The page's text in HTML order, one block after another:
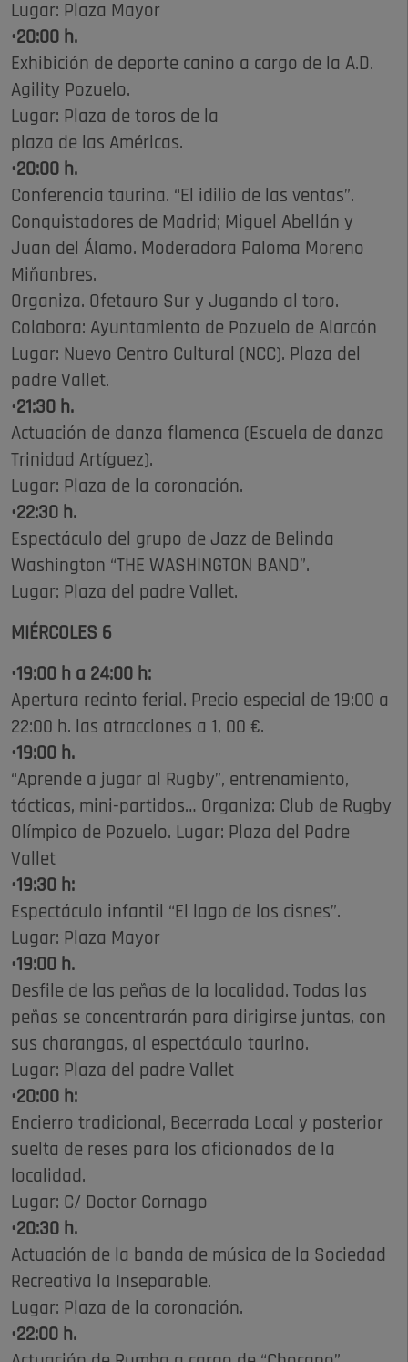
Lugar: Plaza Mayor
•20:00 h.
Exhibición de deporte canino a cargo de la A.D.
Agility Pozuelo.
Lugar: Plaza de toros de la
plaza de las Américas.
•20:00 h.
Conferencia taurina. “El idilio de las ventas”.
Conquistadores de Madrid; Miguel Abellán y
Juan del Álamo. Moderadora Paloma Moreno
Miñanbres.
Organiza. Ofetauro Sur y Jugando al toro.
Colabora: Ayuntamiento de Pozuelo de Alarcón
Lugar: Nuevo Centro Cultural (NCC). Plaza del
padre Vallet.
•21:30 h.
Actuación de danza flamenca (Escuela de danza
Trinidad Artíguez).
Lugar: Plaza de la coronación.
•22:30 h.
Espectáculo del grupo de Jazz de Belinda
Washington “THE WASHINGTON BAND”.
Lugar: Plaza del padre Vallet.
MIÉRCOLES 6
•19:00 h a 24:00 h:
Apertura recinto ferial. Precio especial de 19:00 a
22:00 h. las atracciones a 1, 00 €.
•19:00 h.
“Aprende a jugar al Rugby”, entrenamiento,
tácticas, mini-partidos… Organiza: Club de Rugby
Olímpico de Pozuelo. Lugar: Plaza del Padre
Vallet
•19:30 h:
Espectáculo infantil “El lago de los cisnes”.
Lugar: Plaza Mayor
•19:00 h.
Desfile de las peñas de la localidad. Todas las
peñas se concentrarán para dirigirse juntas, con
sus charangas, al espectáculo taurino.
Lugar: Plaza del padre Vallet
•20:00 h:
Encierro tradicional, Becerrada Local y posterior
suelta de reses para los aficionados de la
localidad.
Lugar: C/ Doctor Cornago
•20:30 h.
Actuación de la banda de música de la Sociedad
Recreativa la Inseparable.
Lugar: Plaza de la coronación.
•22:00 h.